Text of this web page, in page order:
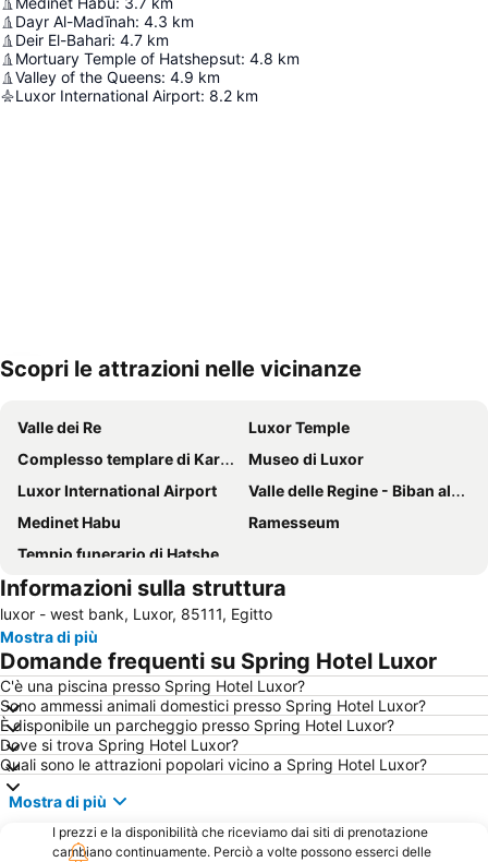
Dayr Al-Madīnah: 4.3 km
Deir El-Bahari: 4.7 km
Mortuary Temple of Hatshepsut: 4.8 km
Valley of the Queens: 4.9 km
Luxor International Airport: 8.2 km
Espandi mappa
Scopri le attrazioni nelle vicinanze
Valle dei Re
Luxor Temple
Complesso templare di Karnak
Museo di Luxor
Luxor International Airport
Valle delle Regine - Biban al-Harim
Medinet Habu
Ramesseum
Tempio funerario di Hatshepsut
Informazioni sulla struttura
luxor - west bank, Luxor, 85111, Egitto
Mostra di più
Domande frequenti su Spring Hotel Luxor
C'è una piscina presso Spring Hotel Luxor?
Sono ammessi animali domestici presso Spring Hotel Luxor?
È disponibile un parcheggio presso Spring Hotel Luxor?
Dove si trova Spring Hotel Luxor?
Quali sono le attrazioni popolari vicino a Spring Hotel Luxor?
Mostra di più
I prezzi e la disponibilità che riceviamo dai siti di prenotazione
cambiano continuamente. Perciò a volte possono esserci delle